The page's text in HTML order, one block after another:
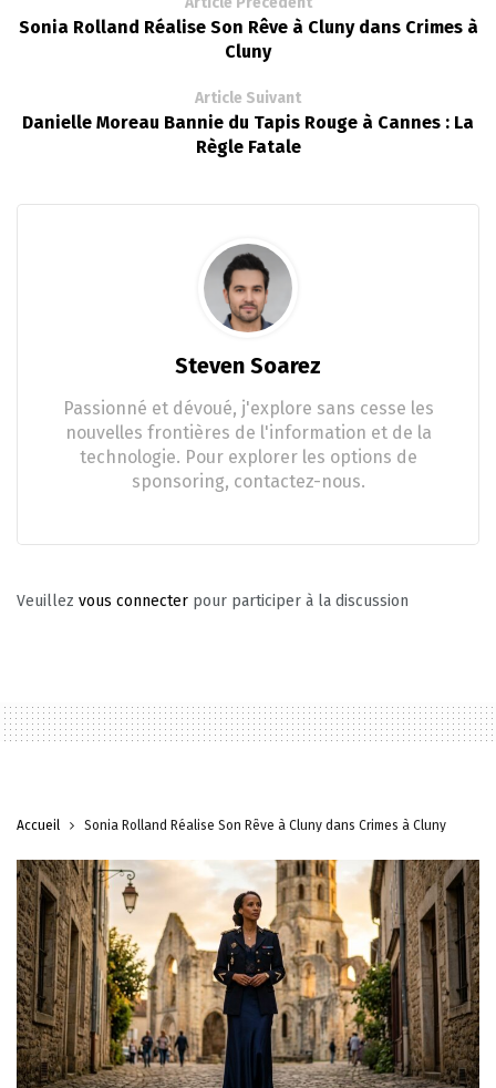
Sonia Rolland Réalise Son Rêve à Cluny dans Crimes à
Cluny
Article Suivant
Danielle Moreau Bannie du Tapis Rouge à Cannes : La
Règle Fatale
Steven Soarez
Passionné et dévoué, j'explore sans cesse les
nouvelles frontières de l'information et de la
technologie. Pour explorer les options de
sponsoring, contactez-nous.
Veuillez vous connecter pour participer à la discussion
Accueil Sonia Rolland Réalise Son Rêve à Cluny dans Crimes à Cluny